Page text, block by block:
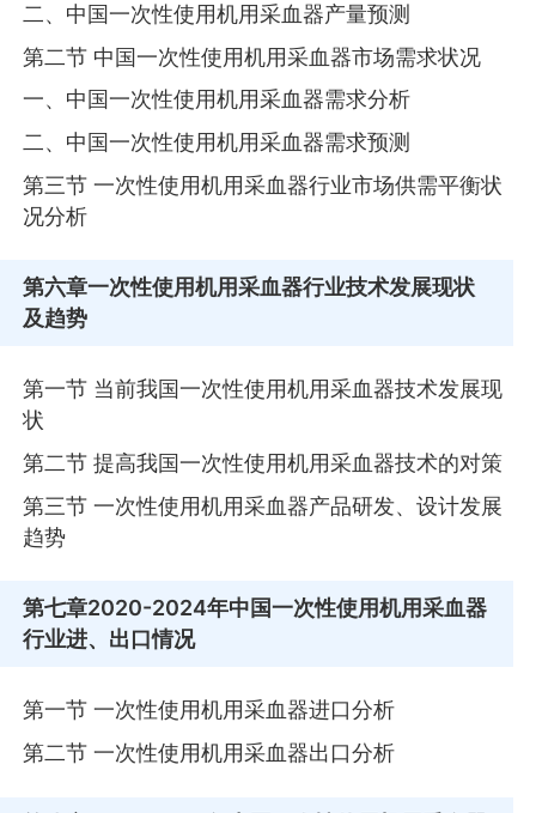
二、中国一次性使用机用采血器产量预测
第二节 中国一次性使用机用采血器市场需求状况
一、中国一次性使用机用采血器需求分析
二、中国一次性使用机用采血器需求预测
第三节 一次性使用机用采血器行业市场供需平衡状
况分析
第六章一次性使用机用采血器行业技术发展现状
及趋势
第一节 当前我国一次性使用机用采血器技术发展现
状
第二节 提高我国一次性使用机用采血器技术的对策
第三节 一次性使用机用采血器产品研发、设计发展
趋势
第七章2020-2024年中国一次性使用机用采血器
行业进、出口情况
第一节 一次性使用机用采血器进口分析
第二节 一次性使用机用采血器出口分析